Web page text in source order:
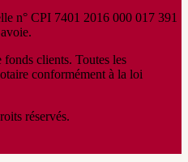
n° CPI 7401 2016 000 017 391
clients. Toutes les
conformément à la loi
réservés.